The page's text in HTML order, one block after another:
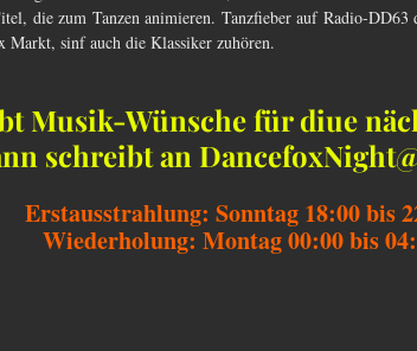
die zum Tanzen animieren. Tanzfieber auf Radio-DD63
Markt, sinf auch die Klassiker zuhören.
Musik-Wünsche für diue
schreibt an
Erstausstrahlung: Sonntag 18:00 bis
Wiederholung: Montag 00:00 bis